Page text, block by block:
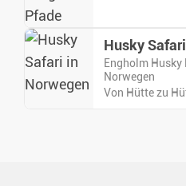
Husky
Engholm Husky
Norwegen
Von Hütte zu